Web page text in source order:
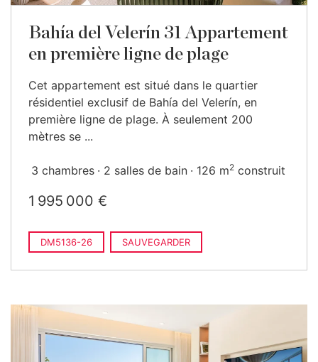
Bahía del Velerín 31 Appartement
en première ligne de plage
Cet appartement est situé dans le quartier
résidentiel exclusif de Bahía del Velerín, en
première ligne de plage. À seulement 200
mètres se ...
3 chambres 2 salles de bain 126 m2 construit
1 995 000 €
DM5136-26 SAUVEGARDER